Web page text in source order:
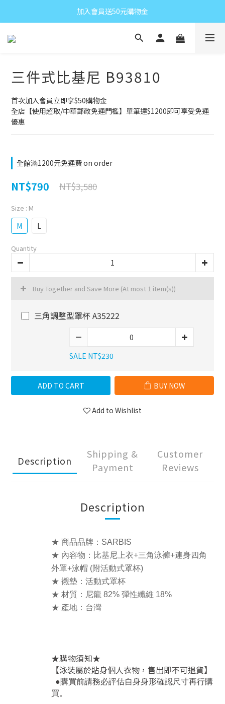
加入會員送50元購物金
三件式比基尼 B93810
首次加入會員立即享$50購物金
全店【使用超取/中華郵政免運門檻】單筆達$1200即可享受免運
優惠
全館滿1200元免運費 on order
NT$790 NT$3,580
Size : M
M L
Quantity
Buy Together and Save More (At most 1 item(s))
三角調整型罩杯 A35222
SALE NT$230
ADD TO CART BUY NOW
Add to Wishlist
Description
Shipping &
Payment
Customer
Reviews
Description
★ 商品品牌：SARBIS
★ 內容物：比基尼上衣+三角泳褲+連身四角
外罩+泳帽 (附活動式罩杯)
★ 襯墊：活動式罩杯
★ 材質：尼龍 82% 彈性纖維 18%
★ 產地：台灣
★購物須知★
【泳裝屬於貼身個人衣物，售出即不可退貨】
●購買前請務必評估自身身形確認尺寸再行購
買。